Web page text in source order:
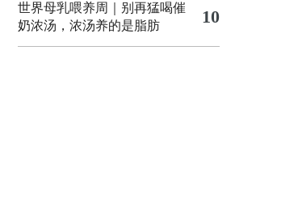
世界母乳喂养周｜别再猛喝催
奶浓汤，浓汤养的是脂肪
10